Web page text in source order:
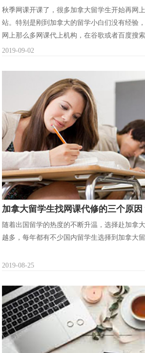
秋季网课开课了，很多加拿大留学生开始再网
站。特别是刚到加拿大的留学小白们没有经验
网上那么多网课代上机构，在谷歌或者百度搜
2019-09-02
加拿大留学生找网课代修的三个原因
随着出国留学的热度的不断升温，选择赴加拿
越多，每年都有不少国内留学生选择到加拿大留
2019-08-25